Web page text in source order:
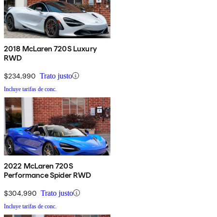
2018 McLaren 720S Luxury
RWD
$234,990 Trato justo
Incluye tarifas de conc.
2022 McLaren 720S
Performance Spider RWD
$304,990 Trato justo
Incluye tarifas de conc.